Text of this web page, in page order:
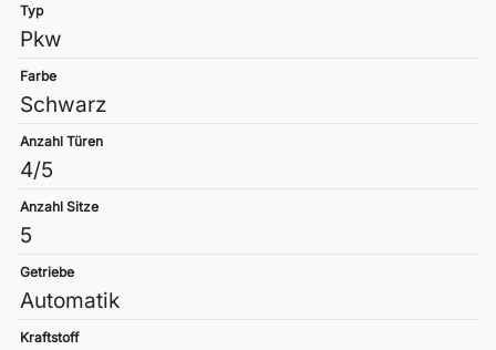
Typ
Pkw
Farbe
Schwarz
Anzahl Türen
4/5
Anzahl Sitze
5
Getriebe
Automatik
Kraftstoff